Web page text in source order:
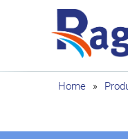
Home »